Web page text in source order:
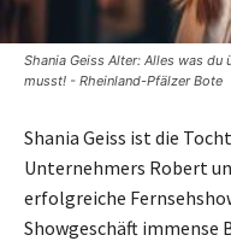
Shania Geiss Alter: Alles was
musst! - Rheinland-Pfälzer Bote
Shania Geiss ist die
Unternehmers Robert
erfolgreiche
Showgeschäft